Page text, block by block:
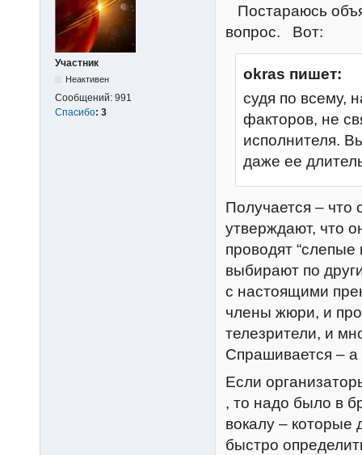
Участник
Неактивен
Сообщений: 991
Спасибо: 3
Постараюсь
вопрос. Вот:
okras пишет:
судя по всему,
факторов, не
исполнителя.
даже ее
Получается – что
утверждают, что
проводят
выбирают по
с настоящими
члены жюри, и
телезрители, и
Спрашивается – а
Если
, то надо было в
вокалу – которые
быстро